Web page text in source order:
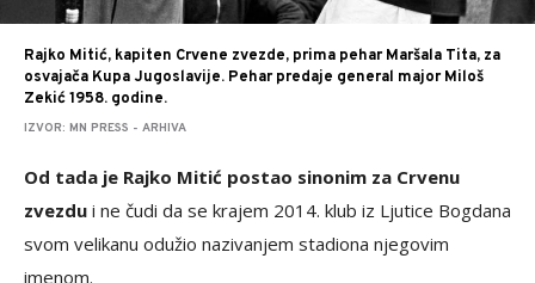
Rajko Mitić, kapiten Crvene zvezde, prima pehar Maršala Tita, za
osvajača Kupa Jugoslavije. Pehar predaje general major Miloš
Zekić 1958. godine.
IZVOR: MN PRESS - ARHIVA
Od tada je Rajko Mitić postao sinonim za Crvenu
zvezdu i ne čudi da se krajem 2014. klub iz Ljutice Bogdana
svom velikanu odužio nazivanjem stadiona njegovim
imenom.